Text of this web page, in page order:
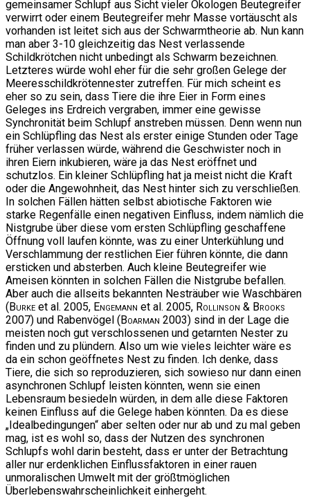
gemeinsamer Schlupf aus Sicht vieler Ökologen Beutegreifer
verwirrt oder einem Beutegreifer mehr Masse vortäuscht als
vorhanden ist leitet sich aus der Schwarmtheorie ab. Nun kann
man aber 3-10 gleichzeitig das Nest verlassende
Schildkrötchen nicht unbedingt als Schwarm bezeichnen.
Letzteres würde wohl eher für die sehr großen Gelege der
Meeresschildkrötennester zutreffen. Für mich scheint es
eher so zu sein, dass Tiere die ihre Eier in Form eines
Geleges ins Erdreich vergraben, immer eine gewisse
Synchronität beim Schlupf anstreben müssen. Denn wenn nun
ein Schlüpfling das Nest als erster einige Stunden oder Tage
früher verlassen würde, während die Geschwister noch in
ihren Eiern inkubieren, wäre ja das Nest eröffnet und
schutzlos. Ein kleiner Schlüpfling hat ja meist nicht die Kraft
oder die Angewohnheit, das Nest hinter sich zu verschließen.
In solchen Fällen hätten selbst abiotische Faktoren wie
starke Regenfälle einen negativen Einfluss, indem nämlich die
Nistgrube über diese vom ersten Schlüpfling geschaffene
Öffnung voll laufen könnte, was zu einer Unterkühlung und
Verschlammung der restlichen Eier führen könnte, die dann
ersticken und absterben. Auch kleine Beutegreifer wie
Ameisen könnten in solchen Fällen die Nistgrube befallen.
Aber auch die allseits bekannten Nesträuber wie Waschbären
(Burke et al. 2005, Engemann et al. 2005, Rollinson & Brooks
2007) und Rabenvögel (Boarman 2003) sind in der Lage die
meisten noch gut verschlossenen und getarnten Nester zu
finden und zu plündern. Also um wie vieles leichter wäre es
da ein schon geöffnetes Nest zu finden. Ich denke, dass
Tiere, die sich so reproduzieren, sich sowieso nur dann einen
asynchronen Schlupf leisten könnten, wenn sie einen
Lebensraum besiedeln würden, in dem alle diese Faktoren
keinen Einfluss auf die Gelege haben könnten. Da es diese
„Idealbedingungen“ aber selten oder nur ab und zu mal geben
mag, ist es wohl so, dass der Nutzen des synchronen
Schlupfs wohl darin besteht, dass er unter der Betrachtung
aller nur erdenklichen Einflussfaktoren in einer rauen
unmoralischen Umwelt mit der größtmöglichen
Überlebenswahrscheinlichkeit einhergeht.